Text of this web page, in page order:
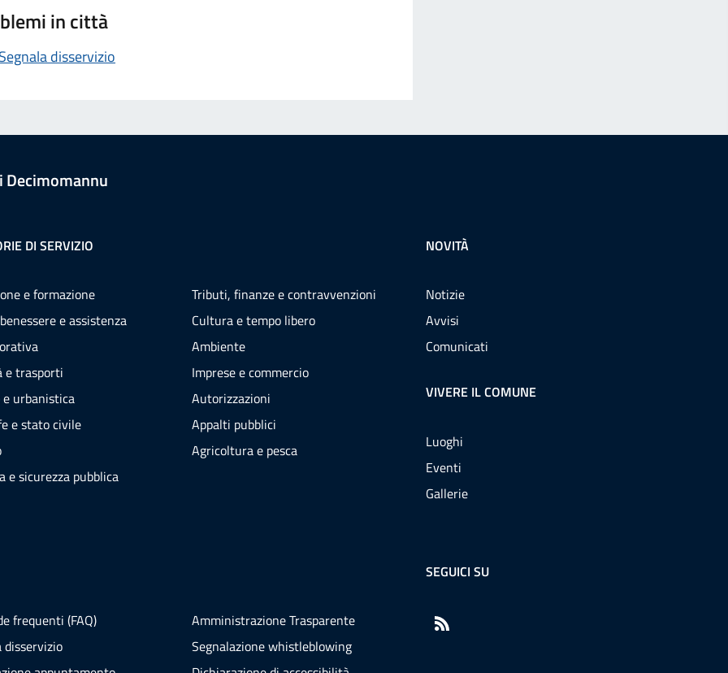
in città
Segnala disservizio
Decimomannu
DI SERVIZIO
e formazione
e assistenza
e trasporti
e urbanistica
e stato civile
e sicurezza pubblica
Tributi, finanze e contravvenzioni
Cultura e tempo libero
Ambiente
Imprese e commercio
Autorizzazioni
Appalti pubblici
Agricoltura e pesca
NOVITÀ
Notizie
Avvisi
Comunicati
VIVERE IL COMUNE
Luoghi
Eventi
Gallerie
frequenti (FAQ)
disservizio
Amministrazione Trasparente
Segnalazione whistleblowing
SEGUICI SU